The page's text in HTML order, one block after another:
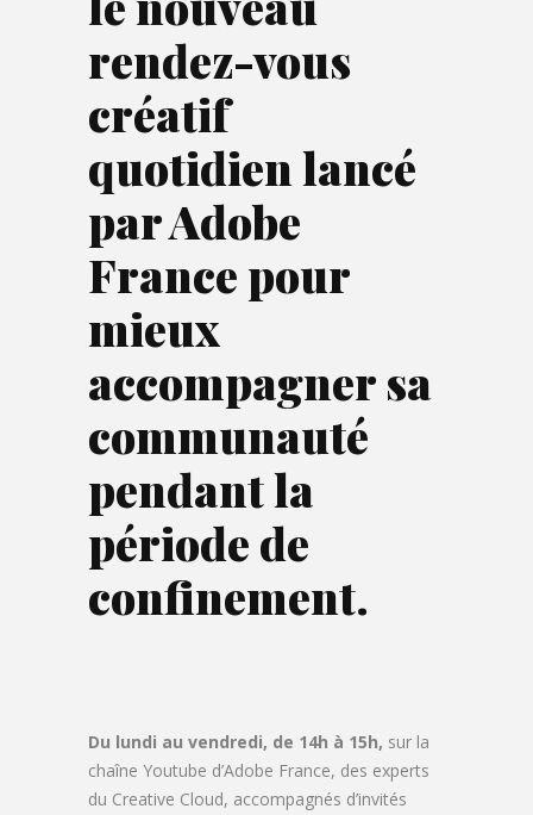
rendez-vous
créatif
quotidienlancé
par Adobe
France pour
mieux
accompagner sa
communauté
pendant la
période de
confinement.
Du lundi au vendredi, de 14h à 15h, sur la
chaîne Youtube d’Adobe France, des experts
du Creative Cloud, accompagnés d’invités